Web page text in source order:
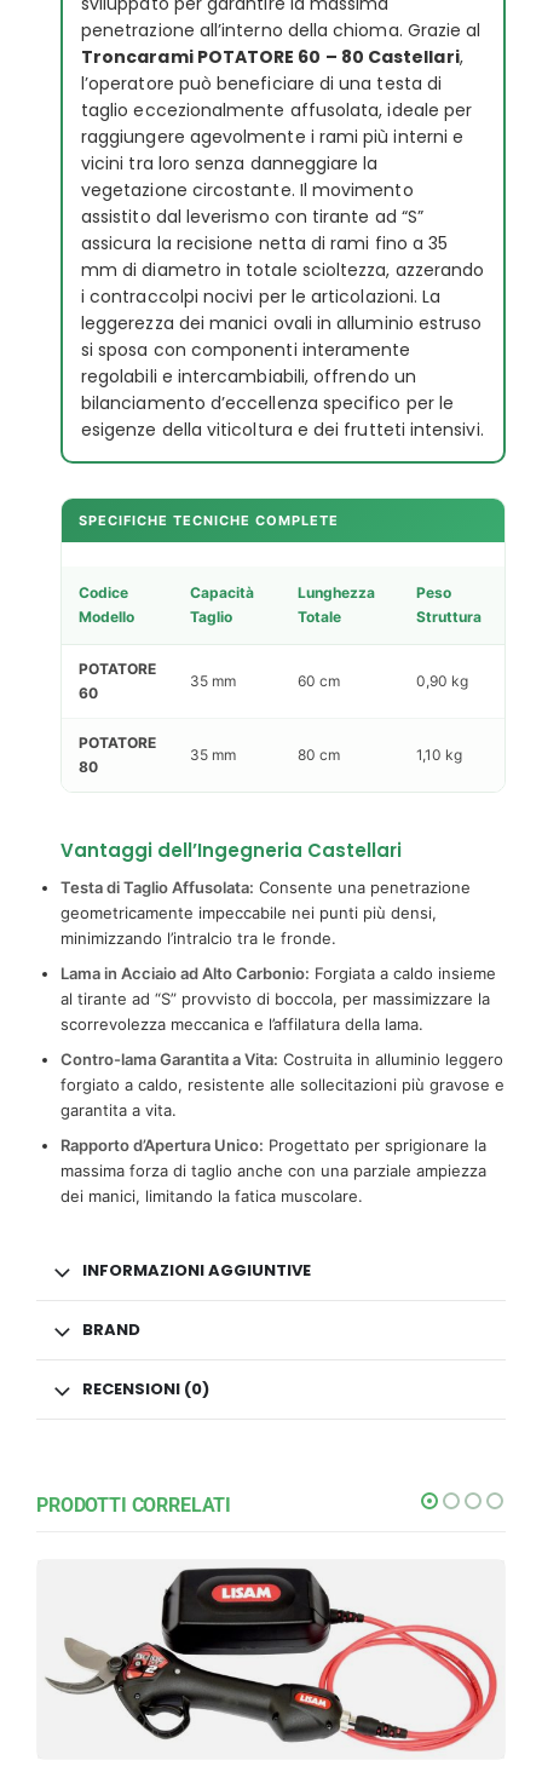
penetrazione all’interno della chioma. Grazie al
Troncarami POTATORE 60 – 80 Castellari,
l’operatore può beneficiare di una testa di
taglio eccezionalmente affusolata, ideale per
raggiungere agevolmente i rami più interni e
vicini tra loro senza danneggiare la
vegetazione circostante. Il movimento
assistito dal leverismo con tirante ad “S”
assicura la recisione netta di rami fino a 35
mm di diametro in totale scioltezza, azzerando
i contraccolpi nocivi per le articolazioni. La
leggerezza dei manici ovali in alluminio estruso
si sposa con componenti interamente
regolabili e intercambiabili, offrendo un
bilanciamento d’eccellenza specifico per le
esigenze della viticoltura e dei frutteti intensivi.
SPECIFICHE TECNICHE COMPLETE
Codice
Modello
Capacità
Taglio
Lunghezza
Totale
Peso
Struttura
POTATORE
60
35 mm 60 cm 0,90 kg
POTATORE
80
35 mm 80 cm 1,10 kg
Vantaggi dell’Ingegneria Castellari
Testa di Taglio Affusolata: Consente una penetrazione
geometricamente impeccabile nei punti più densi,
minimizzando l’intralcio tra le fronde.
Lama in Acciaio ad Alto Carbonio: Forgiata a caldo insieme
al tirante ad “S” provvisto di boccola, per massimizzare la
scorrevolezza meccanica e l’affilatura della lama.
Contro-lama Garantita a Vita: Costruita in alluminio leggero
forgiato a caldo, resistente alle sollecitazioni più gravose e
garantita a vita.
Rapporto d’Apertura Unico: Progettato per sprigionare la
massima forza di taglio anche con una parziale ampiezza
dei manici, limitando la fatica muscolare.
INFORMAZIONI AGGIUNTIVE
BRAND
RECENSIONI (0)
PRODOTTI CORRELATI